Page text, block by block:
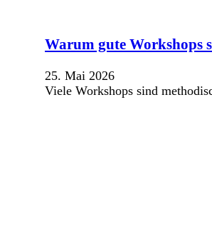
Warum gute Workshops
25. Mai 2026
Viele Workshops sind